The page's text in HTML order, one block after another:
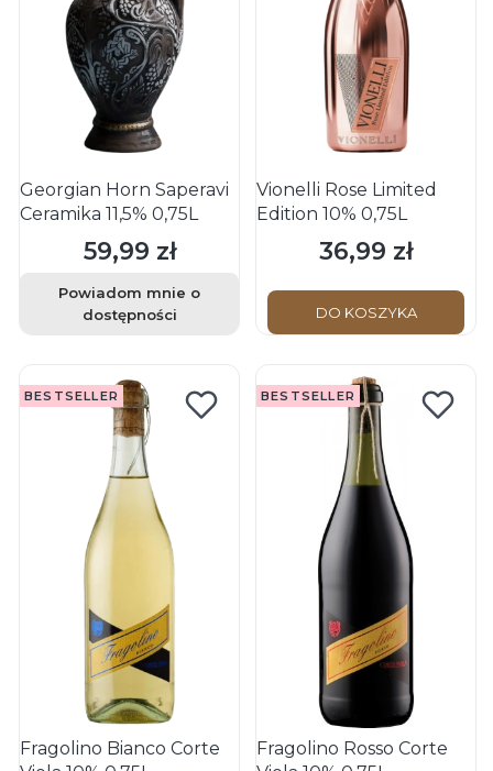
Georgian Horn Saperavi
Ceramika 11,5% 0,75L
Cena
59,99 zł
Powiadom mnie o
dostępności
Vionelli Rose Limited
Edition 10% 0,75L
Cena
36,99 zł
DO KOSZYKA
BESTSELLER
Fragolino Bianco Corte
BESTSELLER
Fragolino Rosso Corte